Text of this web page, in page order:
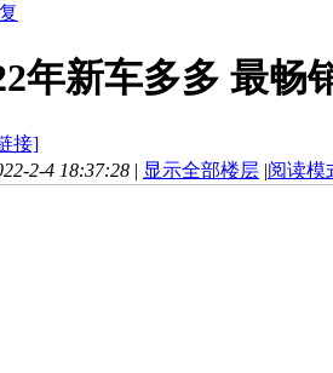
年新车多多 最畅
接]
2-4 18:37:28 | 显示全部楼层 |阅读模